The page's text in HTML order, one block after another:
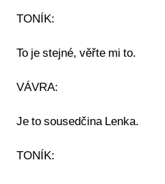
TONÍK:
To je stejné, věřte mi to.
VÁVRA:
Je to sousedčina Lenka.
TONÍK: